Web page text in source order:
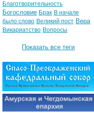
Благотворительность
Богословие Брак В начале
было слово Великий пост Вера
Викариатство Вопросы
Показать все теги